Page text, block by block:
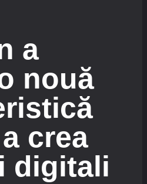
a
nouă
crea
digitali